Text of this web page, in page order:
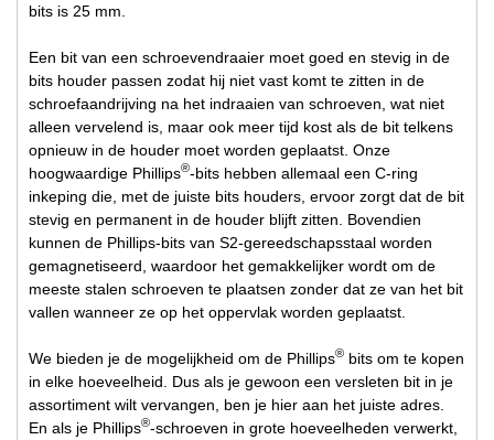
bits is 25 mm.
Een bit van een schroevendraaier moet goed en stevig in de
bits houder passen zodat hij niet vast komt te zitten in de
schroefaandrijving na het indraaien van schroeven, wat niet
alleen vervelend is, maar ook meer tijd kost als de bit telkens
opnieuw in de houder moet worden geplaatst. Onze
hoogwaardige Phillips®-bits hebben allemaal een C-ring
inkeping die, met de juiste bits houders, ervoor zorgt dat de bit
stevig en permanent in de houder blijft zitten. Bovendien
kunnen de Phillips-bits van S2-gereedschapsstaal worden
gemagnetiseerd, waardoor het gemakkelijker wordt om de
meeste stalen schroeven te plaatsen zonder dat ze van het bit
vallen wanneer ze op het oppervlak worden geplaatst.
We bieden je de mogelijkheid om de Phillips® bits om te kopen
in elke hoeveelheid. Dus als je gewoon een versleten bit in je
assortiment wilt vervangen, ben je hier aan het juiste adres.
En als je Phillips®-schroeven in grote hoeveelheden verwerkt,